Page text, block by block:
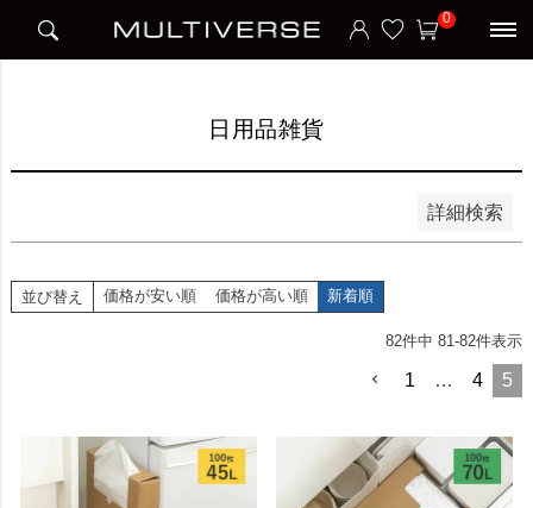
0
日用品雑貨
詳細検索
並び順
新着順
並び替え 価格が安い順 価格が高い順 新着順
82件中 81-82件表示
1 … 4 5